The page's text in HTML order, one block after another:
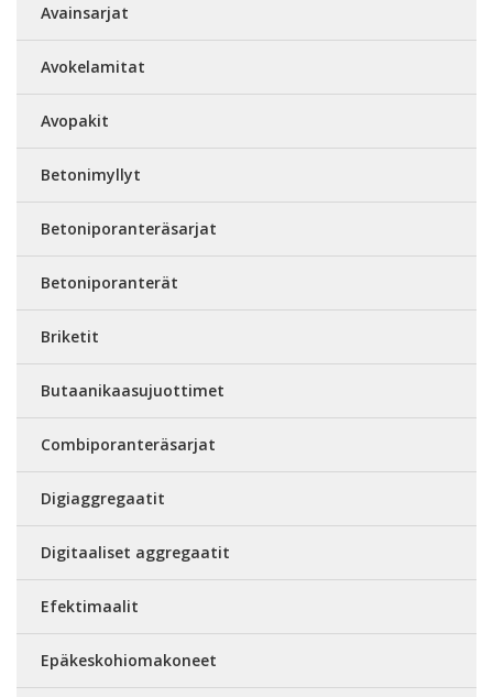
Avainsarjat
Avokelamitat
Avopakit
Betonimyllyt
Betoniporanteräsarjat
Betoniporanterät
Briketit
Butaanikaasujuottimet
Combiporanteräsarjat
Digiaggregaatit
Digitaaliset aggregaatit
Efektimaalit
Epäkeskohiomakoneet